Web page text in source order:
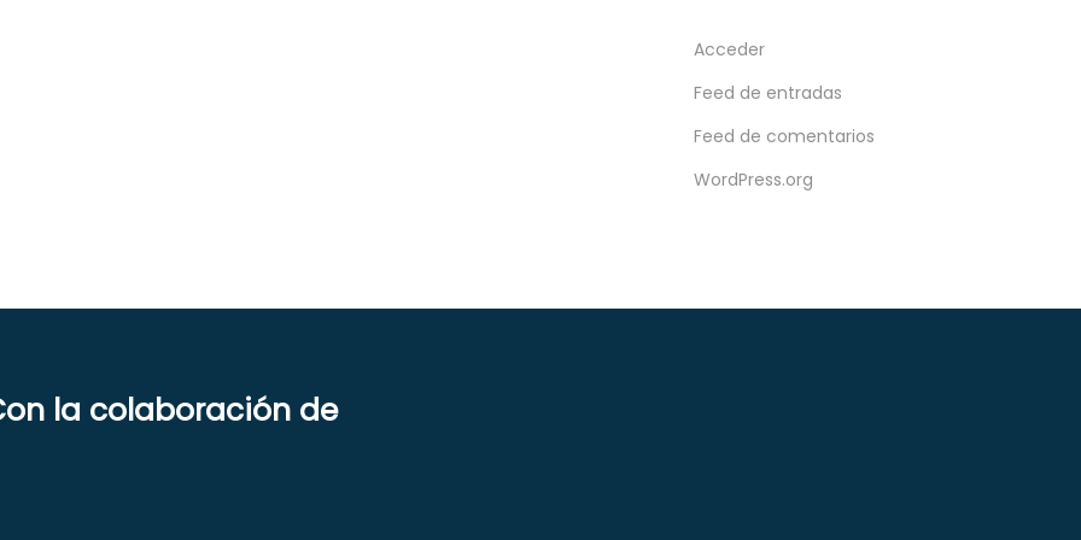
Acceder
Feed de entradas
Feed de comentarios
WordPress.org
la colaboración de